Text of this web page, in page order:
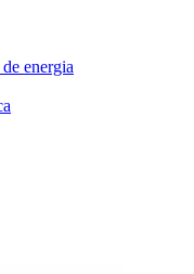
energia